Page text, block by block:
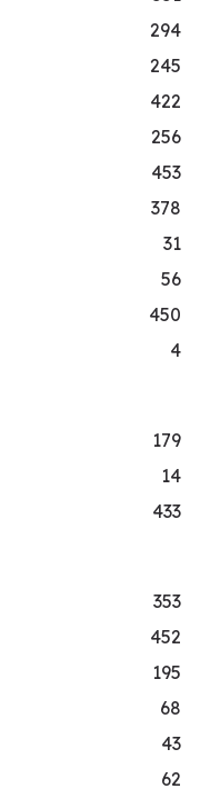
294
245
422
256
453
378
31
56
450
4
179
14
433
353
452
195
68
43
62